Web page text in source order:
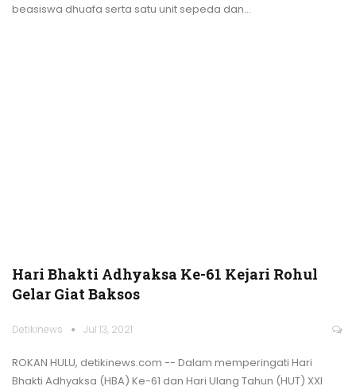
beasiswa dhuafa serta satu unit sepeda dan…
Hari Bhakti Adhyaksa Ke-61 Kejari Rohul
Gelar Giat Baksos
Detikinews Jul 13, 2021
ROKAN HULU, detikinews.com -- Dalam memperingati Hari
Bhakti Adhyaksa (HBA) Ke-61 dan Hari Ulang Tahun (HUT) XXI